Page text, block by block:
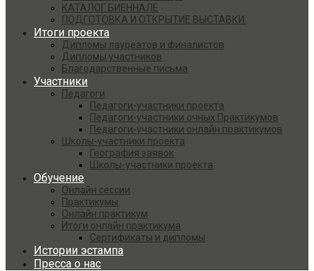
КАТАЛОГ БИЕННАЛЕ
ПОДГОТОВКА И ОТКРЫТИЕ ВЫСТАВКИ.
Итоги проекта
Дипломы лауреатов и финалистов
Дипломы участников
Благодарственные письма
Участники
Педагоги
Педагоги-участники проекта
Педагоги-участники очных Практикумов
Педагоги-участники онлайн практикумов
Школы-участники проекта
География заявок
Школы-участники проекта
Обучение
Онлайн сессии
Практикумы
Онлайн практикум
Итоги онлайн практикума
Сертификаты и дипломы
Истории эстампа
Пресса о нас